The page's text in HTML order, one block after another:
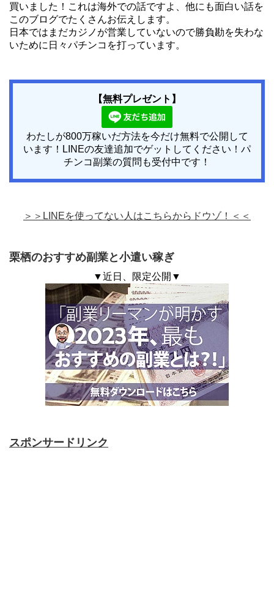
買いました！これは海外での話ですよ、他にも面白い話を
このブログでたくさんお伝えします。
日本ではまだカジノが営業していないので勝負勘を失わな
いために日々パチンコを打っています。
【無料プレゼント】
わたしが800万稼いだ方法を今だけ無料で公開して
います！LINEの友達追加でゲットしてください！パ
チンコ副業の質問も受付中です！
＞＞LINEを使ってない人はこちらからドウゾ！＜＜
栗栖のおすすめ副業と小遣い稼ぎ
▼近日、限定公開▼
スポンサードリンク